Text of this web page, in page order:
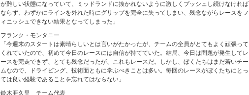
が難しい状態になっていて、ミッドランドに抜かれないように激しくプッシュし続けなければ
ならず、わずかにラインを外れた時にグリップを完全に失ってしまい、残念ながらレースをフ
ィニッシュできない結果となってしまった」
フランク・モンタニー
「今週末のスタートは素晴らしいとは言いがたかったが、チームの全員がとてもよく頑張って
くれていたので、初めて今日のレースには自信が持てていた。結局、今日は問題が発生してレ
ースを完走できず、とても残念だったが、これもレースだ。しかし、ぼくたちはまだ若いチー
ムなので、ドライビング、技術面ともに学ぶべきことは多い。毎回のレースがぼくたちにとっ
ては良い経験であることを忘れてはならない」
鈴木亜久里 チーム代表